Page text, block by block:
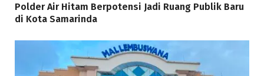
Polder Air Hitam Berpotensi Jadi Ruang Publik Baru
di Kota Samarinda